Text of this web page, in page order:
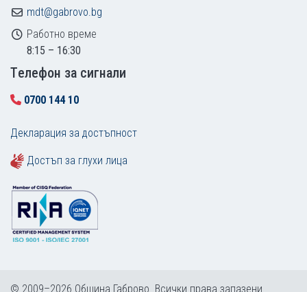
mdt@gabrovo.bg
Работно време
8:15 – 16:30
Tелефон за сигнали
0700 144 10
Декларация за достъпност
Достъп за глухи лица
© 2009–2026 Община Габрово. Всички права запазени.